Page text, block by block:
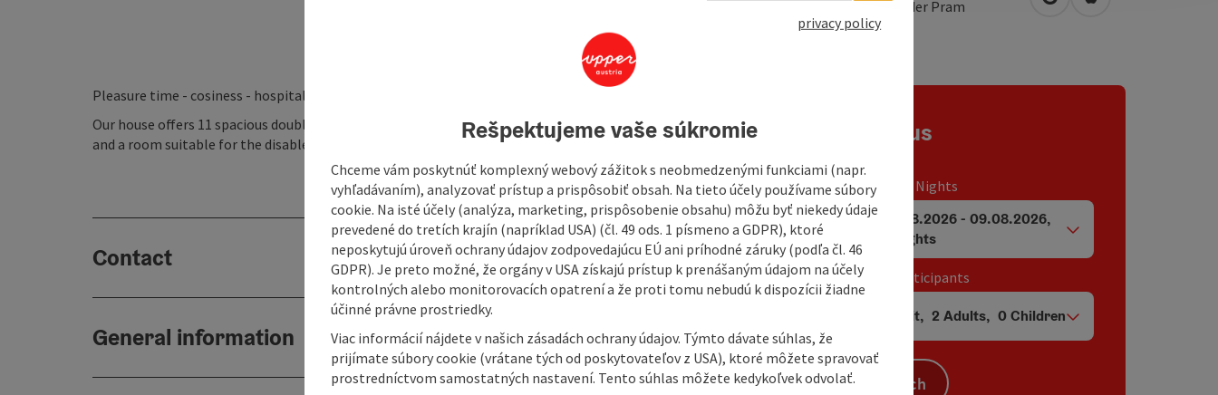
4775Taufkirchen an der Pram open in Google Maps
Open in Apple
Pleasure time - cosiness - hospitality
Our house offers 11 spacious double rooms with bathroom and WC. There is an in-house lift
and a room suitable for the disabled. Each room is also equipped with a TV and internet connection.
Contact
General information
Contact us
Travel period / Nights
arrival and departure fields
07.08.2026- 09.08.2026,
Nights
Unit / Tour participants
Number of units and person fields
Unit, 2 Adults, 0 Children
Search
privacy policy
Rešpektujeme vaše súkromie
Chceme vám poskytnúť komplexný webový zážitok s neobmedzenými funkciami (napr.
vyhľadávaním), analyzovať prístup a prispôsobiť obsah. Na tieto účely používame súbory
cookie. Na isté účely (analýza, marketing, prispôsobenie obsahu) môžu byť niekedy údaje
prevedené do tretích krajín (napríklad USA) (čl. 49 ods. 1 písmeno a GDPR), ktoré
neposkytujú úroveň ochrany údajov zodpovedajúcu EÚ ani príhodné záruky (podľa čl. 46
GDPR). Je preto možné, že orgány v USA získajú prístup k prenášaným údajom na účely
kontrolných alebo monitorovacích opatrení a že proti tomu nebudú k dispozícii žiadne
účinné právne prostriedky.
Viac informácií nájdete v našich zásadách ochrany údajov. Týmto dávate súhlas, že
prijímate súbory cookie (vrátane tých od poskytovateľov z USA), ktoré môžete spravovať
prostredníctvom samostatných nastavení. Tento súhlas môžete kedykoľvek odvolať.